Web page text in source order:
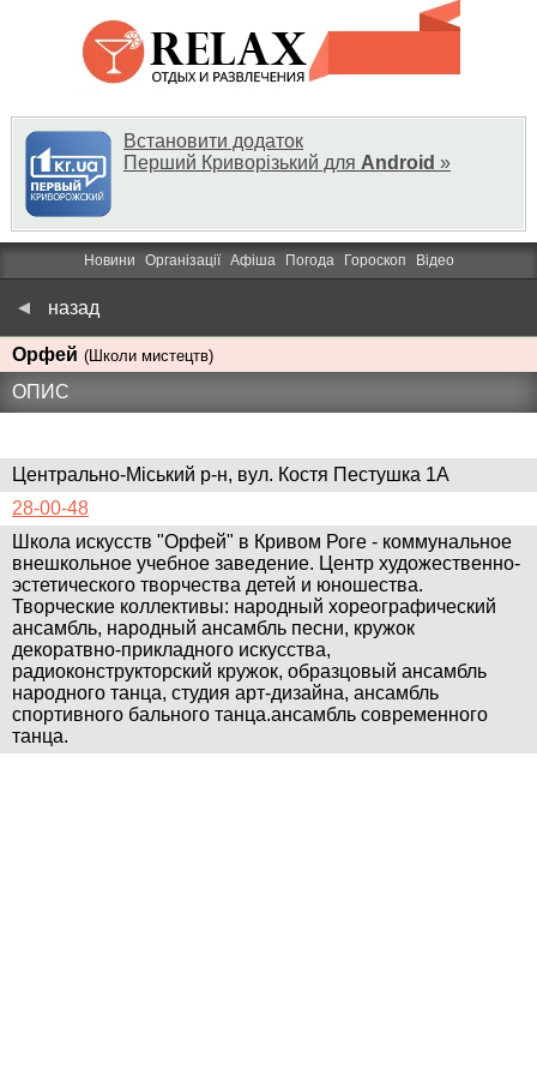
Встановити додаток
Перший Криворізький для Android »
Новини Організації Афіша Погода Гороскоп Відео
назад
Орфей (Школи мистецтв)
ОПИС
Центрально-Міський р-н, вул. Костя Пестушка 1А
28-00-48
Школа искусств "Орфей" в Кривом Роге - коммунальное
внешкольное учебное заведение. Центр художественно-
эстетического творчества детей и юношества.
Творческие коллективы: народный хореографический
ансамбль, народный ансамбль песни, кружок
декоратвно-прикладного искусства,
радиоконструкторский кружок, образцовый ансамбль
народного танца, студия арт-дизайна, ансамбль
спортивного бального танца.ансамбль современного
танца.